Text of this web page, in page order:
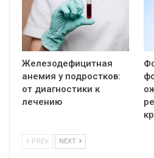
Железодефицитная
анемия у подростков:
от диагностики к
лечению
PREV NEXT